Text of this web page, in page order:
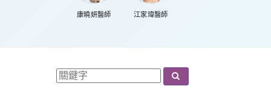
康曉妍醫師 江家瑋醫師